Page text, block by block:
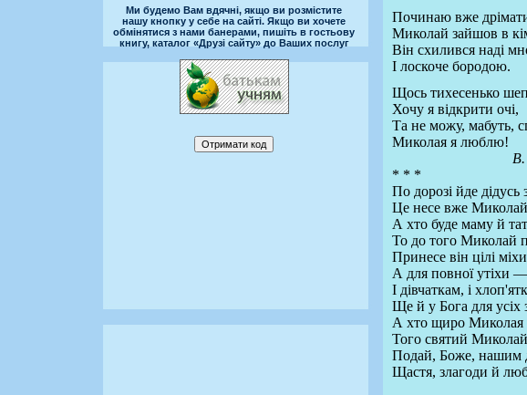
Ми будемо Вам вдячні, якщо ви розмістите
нашу кнопку у себе на сайті. Якщо ви хочете
обмінятися з нами банерами, пишіть в гостьову
книгу, каталог «Друзі сайту» до Ваших послуг
Починаю вже
Миколай зайшов в
Він схилився наді
І лоскоче бородою.
Щось тихесенько
Хочу я відкрити очі,
Та не можу, мабуть,
Миколая я люблю!
* * *
По дорозі йде
Це несе вже
А хто буде маму й
То до того Миколай
Принесе він цілі
А для повної утіхи
І дівчаткам, і
Ще й у Бога для усіх
А хто щиро Миколая
Того святий
Подай, Боже, нашим
Щастя, злагоди й